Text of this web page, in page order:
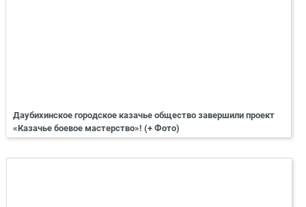
Даубихинское городское казачье общество завершили проект
«Казачье боевое мастерство»! (+ Фото)